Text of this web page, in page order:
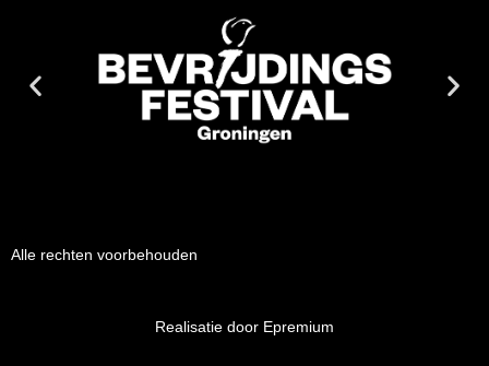
Alle rechten voorbehouden
Realisatie door Epremium